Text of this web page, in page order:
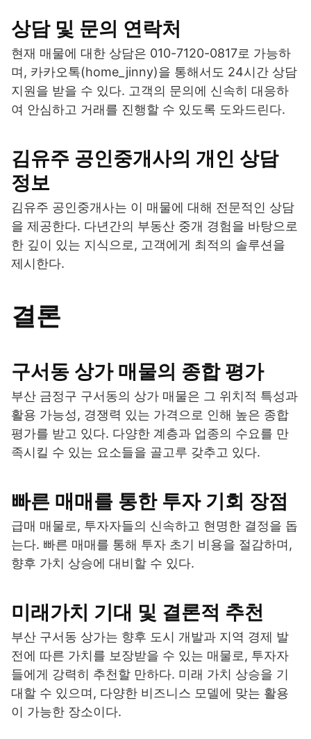
상담 및 문의 연락처
현재 매물에 대한 상담은 010-7120-0817로 가능하
며, 카카오톡(home_jinny)을 통해서도 24시간 상담
지원을 받을 수 있다. 고객의 문의에 신속히 대응하
여 안심하고 거래를 진행할 수 있도록 도와드린다.
김유주 공인중개사의 개인 상담
정보
김유주 공인중개사는 이 매물에 대해 전문적인 상담
을 제공한다. 다년간의 부동산 중개 경험을 바탕으로
한 깊이 있는 지식으로, 고객에게 최적의 솔루션을
제시한다.
결론
구서동 상가 매물의 종합 평가
부산 금정구 구서동의 상가 매물은 그 위치적 특성과
활용 가능성, 경쟁력 있는 가격으로 인해 높은 종합
평가를 받고 있다. 다양한 계층과 업종의 수요를 만
족시킬 수 있는 요소들을 골고루 갖추고 있다.
빠른 매매를 통한 투자 기회 장점
급매 매물로, 투자자들의 신속하고 현명한 결정을 돕
는다. 빠른 매매를 통해 투자 초기 비용을 절감하며,
향후 가치 상승에 대비할 수 있다.
미래가치 기대 및 결론적 추천
부산 구서동 상가는 향후 도시 개발과 지역 경제 발
전에 따른 가치를 보장받을 수 있는 매물로, 투자자
들에게 강력히 추천할 만하다. 미래 가치 상승을 기
대할 수 있으며, 다양한 비즈니스 모델에 맞는 활용
이 가능한 장소이다.